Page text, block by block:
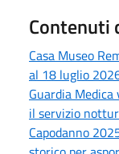
Contenuti
Casa Museo
al 18 luglio
Guardia
il servizio
Capodanno